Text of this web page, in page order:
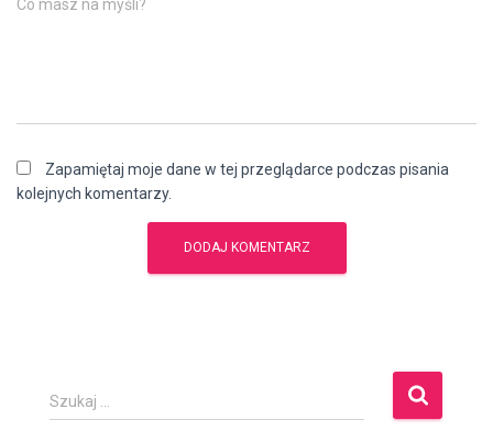
Co masz na myśli?
Zapamiętaj moje dane w tej przeglądarce podczas pisania
kolejnych komentarzy.
S
z
Szukaj …